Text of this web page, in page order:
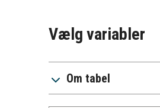
Vælg variabler
Om tabel